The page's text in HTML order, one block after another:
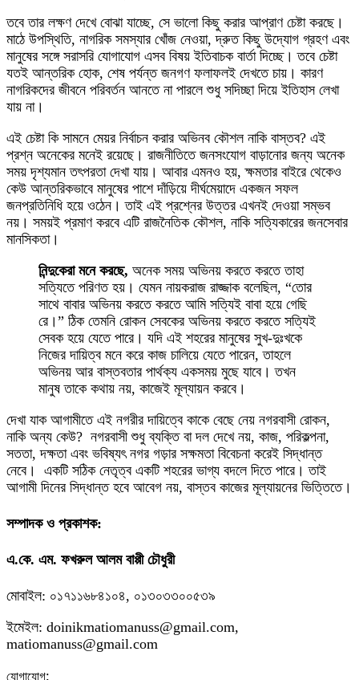
তবে তার লক্ষণ দেখে বোঝা যাচ্ছে, সে ভালো কিছু করার আপ্রাণ চেষ্টা করছে।
মাঠে উপস্থিতি, নাগরিক সমস্যার খোঁজ নেওয়া, দ্রুত কিছু উদ্যোগ গ্রহণ এবং
মানুষের সঙ্গে সরাসরি যোগাযোগ এসব বিষয় ইতিবাচক বার্তা দিচ্ছে। তবে চেষ্টা
যতই আন্তরিক হোক, শেষ পর্যন্ত জনগণ ফলাফলই দেখতে চায়। কারণ
নাগরিকদের জীবনে পরিবর্তন আনতে না পারলে শুধু সদিচ্ছা দিয়ে ইতিহাস লেখা
যায় না।
এই চেষ্টা কি সামনে মেয়র নির্বাচন করার অভিনব কৌশল নাকি বাস্তব? এই
প্রশ্ন অনেকের মনেই রয়েছে। রাজনীতিতে জনসংযোগ বাড়ানোর জন্য অনেক
সময় দৃশ্যমান তৎপরতা দেখা যায়। আবার এমনও হয়, ক্ষমতার বাইরে থেকেও
কেউ আন্তরিকভাবে মানুষের পাশে দাঁড়িয়ে দীর্ঘমেয়াদে একজন সফল
জনপ্রতিনিধি হয়ে ওঠেন। তাই এই প্রশ্নের উত্তর এখনই দেওয়া সম্ভব
নয়। সময়ই প্রমাণ করবে এটি রাজনৈতিক কৌশল, নাকি সত্যিকারের জনসেবার
মানসিকতা।
নিন্দুকেরা মনে করছে, অনেক সময় অভিনয় করতে করতে তাহা
সত্যিতে পরিণত হয়। যেমন নায়করাজ রাজ্জাক বলেছিল, “তোর
সাথে বাবার অভিনয় করতে করতে আমি সত্যিই বাবা হয়ে গেছি
রে।” ঠিক তেমনি রোকন সেবকের অভিনয় করতে করতে সত্যিই
সেবক হয়ে যেতে পারে। যদি এই শহরের মানুষের সুখ-দুঃখকে
নিজের দায়িত্ব মনে করে কাজ চালিয়ে যেতে পারেন, তাহলে
অভিনয় আর বাস্তবতার পার্থক্য একসময় মুছে যাবে। তখন
মানুষ তাকে কথায় নয়, কাজেই মূল্যায়ন করবে।
দেখা যাক আগামীতে এই নগরীর দায়িত্বে কাকে বেছে নেয় নগরবাসী রোকন,
নাকি অন্য কেউ? নগরবাসী শুধু ব্যক্তি বা দল দেখে নয়, কাজ, পরিকল্পনা,
সততা, দক্ষতা এবং ভবিষ্যৎ নগর গড়ার সক্ষমতা বিবেচনা করেই সিদ্ধান্ত
নেবে। একটি সঠিক নেতৃত্ব একটি শহরের ভাগ্য বদলে দিতে পারে। তাই
আগামী দিনের সিদ্ধান্ত হবে আবেগ নয়, বাস্তব কাজের মূল্যায়নের ভিত্তিতে।
সম্পাদক ও প্রকাশক:
এ.কে. এম. ফখরুল আলম বাপ্পী চৌধুরী
মোবাইল: ০১৭১১৬৮৪১০৪, ০১৩০৩৩০০৫৩৯
ইমেইল: doinikmatiomanuss@gmail.com,
matiomanuss@gmail.com
যোগাযোগ: